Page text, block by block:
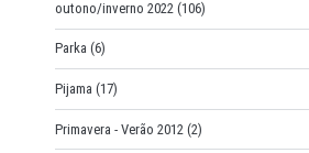
outono/inverno 2022 (106)
Parka (6)
Pijama (17)
Primavera - Verão 2012 (2)